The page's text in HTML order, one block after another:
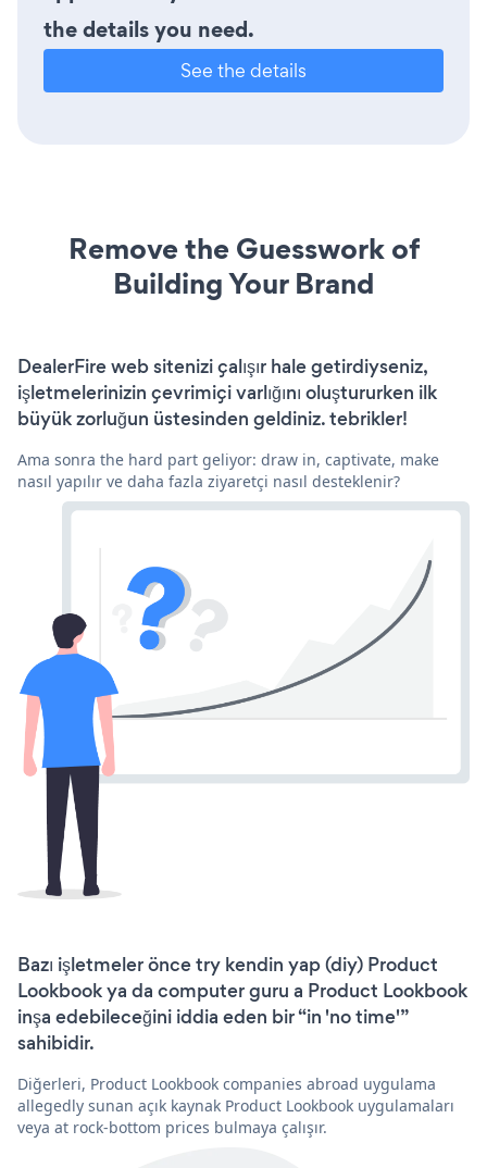
the details you need.
See the details
Remove the Guesswork of
Building Your Brand
DealerFire web sitenizi çalışır hale getirdiyseniz,
işletmelerinizin çevrimiçi varlığını oluştururken ilk
büyük zorluğun üstesinden geldiniz. tebrikler!
Ama sonra the hard part geliyor: draw in, captivate, make
nasıl yapılır ve daha fazla ziyaretçi nasıl desteklenir?
Bazı işletmeler önce try kendin yap (diy) Product
Lookbook ya da computer guru a Product Lookbook
inşa edebileceğini iddia eden bir “in 'no time'”
sahibidir.
Diğerleri, Product Lookbook companies abroad uygulama
allegedly sunan açık kaynak Product Lookbook uygulamaları
veya at rock-bottom prices bulmaya çalışır.